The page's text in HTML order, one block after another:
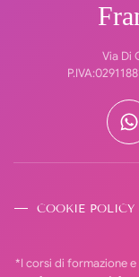
Via Di
COOKIE POLICY
*I corsi di formazione